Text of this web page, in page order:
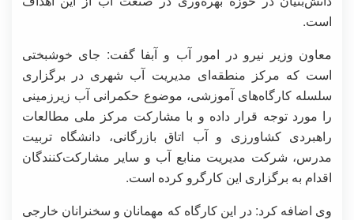
است.
معاون وزیر نیرو در امور آب و آبفا گفت: جای خوشبختی
است که مرکز منطقه‌ای مدیریت آب شهری در برگزاری
سلسله کارگاه‌های آموزشی، موضوع حکمرانی آب زیرزمینی
را مورد توجه قرار داده و با مشارکت مرکز ملی مطالعات
راهبردی کشاورزی و آب اتاق بازرگانی، دانشگاه تربیت
مدرس، شرکت مدیریت منابع آب و سایر مشارکت‌کنندگان
اقدام به برگزاری این کارگرو کرده است.
وی اضافه کرد: در این کارگاه که مهمانان و سخنرانان خارجی